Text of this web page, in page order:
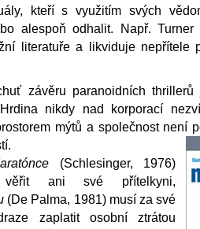
kteří s využitím svých
alespoň odhalit. Např.
literatuře a likviduje nepřítele
závěru paranoidních
nikdy nad korporací
mýtů a společnost není
(Schlesinger, 1976)
věřit ani své přítelkyni,
(De Palma, 1981) musí za své
zaplatit osobní ztrátou